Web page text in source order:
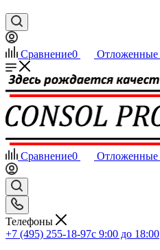
Сравнение0 Отложенные
Сравнение0 Отложенные
Телефоны
+7 (495) 255-18-97с 9:00 до 18:00